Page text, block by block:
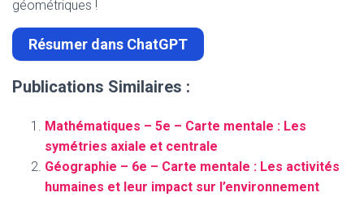
géométriques !
Résumer dans ChatGPT
Publications Similaires :
Mathématiques – 5e – Carte mentale : Les
symétries axiale et centrale
Géographie – 6e – Carte mentale : Les activités
humaines et leur impact sur l’environnement